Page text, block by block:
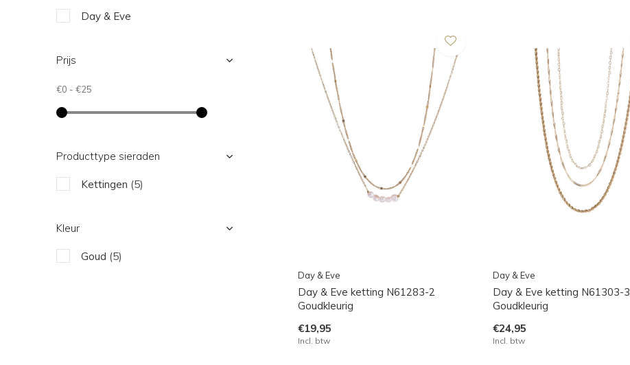
Day & Eve
Day & Eve ketting N61283-2
Goudkleurig
€19,95
Incl. btw
Day & Eve
Day & Eve ketting N61303-3
Goudkleurig
€24,95
Incl. btw
Day & Eve
Prijs
€0 - €25
Producttype sieraden
Kettingen (5)
Kleur
Goud (5)